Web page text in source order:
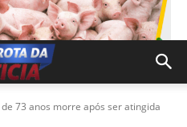
73 anos morre após ser atingida